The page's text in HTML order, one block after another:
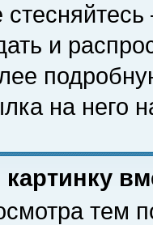
и
на него
картинку
тем